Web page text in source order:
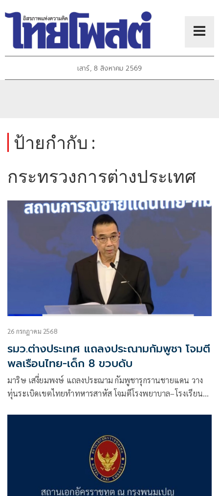
เสาร์, 8 สิงหาคม 2569
ป้ายกำกับ :
กระทรวงการต่างประเทศ
26 กรกฎาคม 2568
รมว.ต่างประเทศ แถลงประณามกัมพูชา โจมตี
พลเรือนไทย-เด็ก 8 ขวบดับ
มาริษ เสงี่ยมพงษ์ แถลงประณาม กัมพูชารุกรานชายแดน วาง
ทุ่นระเบิดเขตไทยทำทหารสาหัส โจมตีโรงพยาบาล–โรงเรียน